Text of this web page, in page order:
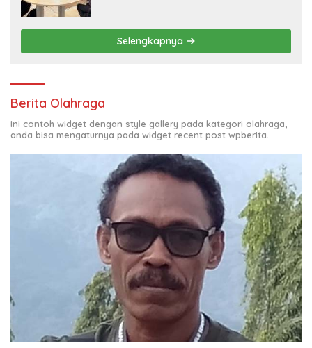
Selengkapnya
Berita Olahraga
Ini contoh widget dengan style gallery pada kategori olahraga,
anda bisa mengaturnya pada widget recent post wpberita.